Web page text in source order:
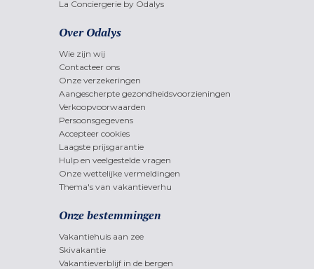
La Conciergerie by Odalys
Over Odalys
Wie zijn wij
Contacteer ons
Onze verzekeringen
Aangescherpte gezondheidsvoorzieningen
Verkoopvoorwaarden
Persoonsgegevens
Accepteer cookies
Laagste prijsgarantie
Hulp en veelgestelde vragen
Onze wettelijke vermeldingen
Thema's van vakantieverhu
Onze bestemmingen
Vakantiehuis aan zee
Skivakantie
Vakantieverblijf in de bergen